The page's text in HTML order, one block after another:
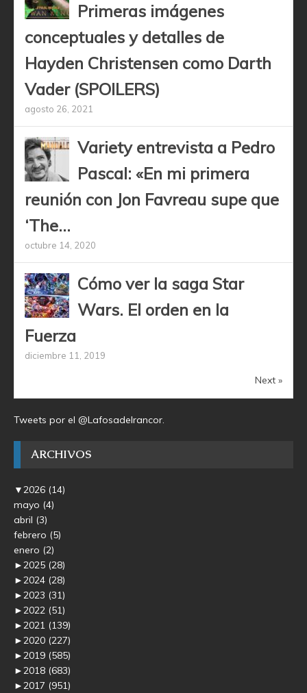
Primeras imágenes
conceptuales y detalles de
Hayden Christensen como Darth
Vader (SPOILERS)
agosto 26, 2021
Variety entrevista a Pedro
Pascal: «En mi primera
reunión con Jon Favreau supe que
‘The...
octubre 14, 2020
Cómo ver la saga Star
Wars. El orden en la
Fuerza
diciembre 11, 2019
Next »
Tweets por el @Lafosadelrancor.
ARCHIVOS
▼2026 (14)
mayo (4)
abril (3)
febrero (5)
enero (2)
►2025 (28)
►2024 (28)
►2023 (31)
►2022 (51)
►2021 (139)
►2020 (227)
►2019 (585)
►2018 (683)
►2017 (951)